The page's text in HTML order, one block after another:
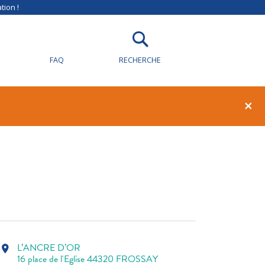
!
FAQ RECHERCHE
×
1 0
location_on L’ANCRE D’OR
16 place de l'Eglise 44320 FROSSAY